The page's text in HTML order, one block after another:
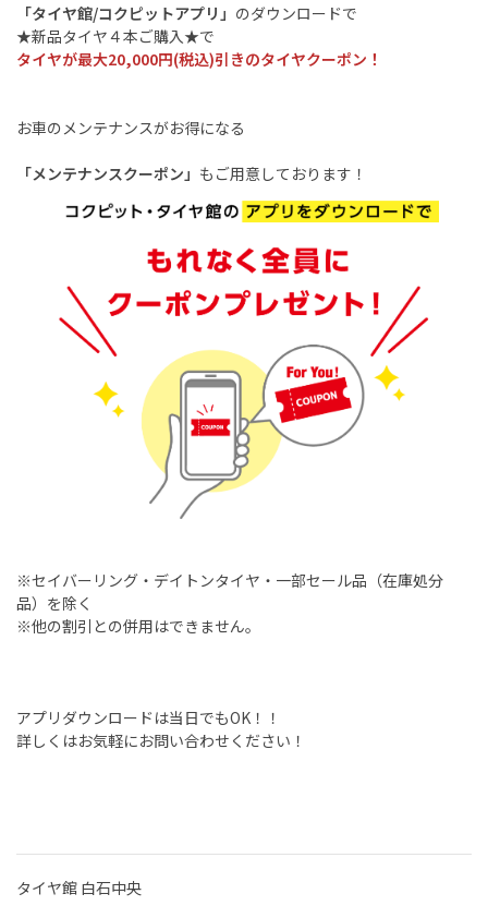
「タイヤ館/コクピットアプリ」 のダウンロードで
★新品タイヤ４本ご購入★で
タイヤが最大20,000円(税込)引きのタイヤクーポン！
お車のメンテナンスがお得になる
「メンテナンスクーポン」 もご用意しております！
※セイバーリング・デイトンタイヤ・一部セール品（在庫処分
品）を除く
※他の割引との併用はできません。
アプリダウンロードは当日でもOK！！
詳しくはお気軽にお問い合わせください！
タイヤ館 白石中央